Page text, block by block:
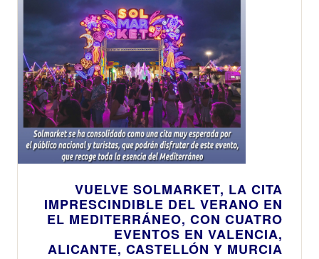
VUELVE SOLMARKET, LA CITA
IMPRESCINDIBLE DEL VERANO EN
EL MEDITERRÁNEO, CON CUATRO
EVENTOS EN VALENCIA,
ALICANTE, CASTELLÓN Y MURCIA